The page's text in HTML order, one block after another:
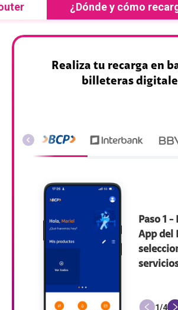
¿Dónde y cómo
Realiza tu recarga en
billeteras
Paso 1 -
App del
1/4